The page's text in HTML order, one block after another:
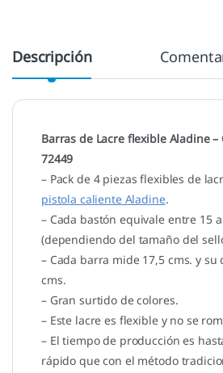
Descripción
Barras de Lacre flexible Aladine –
72449
– Pack de 4 piezas flexibles de
pistola caliente Aladine.
– Cada bastón equivale entre 15
(dependiendo del tamaño del
– Cada barra mide 17,5 cms. y su
cms.
– Gran surtido de colores.
– Este lacre es flexible y no se
– El tiempo de producción es
rápido que con el método